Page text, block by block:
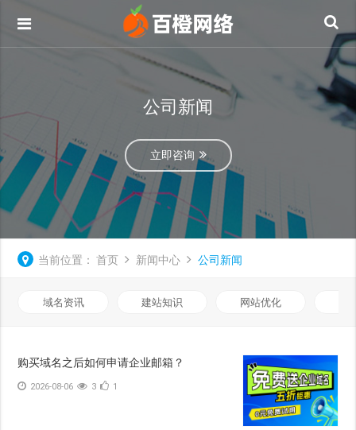
公司新闻
立即咨询
当前位置： 首页 新闻中心 公司新闻
域名资讯 建站知识 网站优化
购买域名之后如何申请企业邮箱？
2026-08-06 3 1